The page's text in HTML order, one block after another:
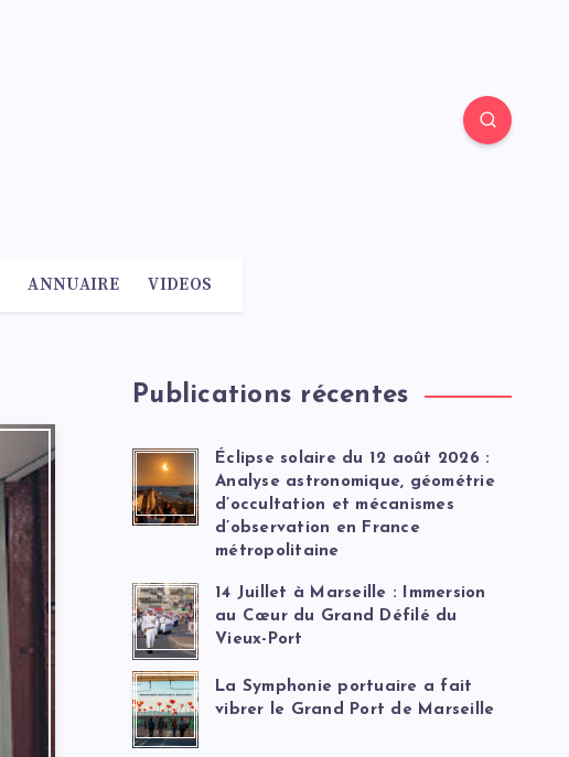
ANNUAIRE VIDEOS
Publications récentes
Éclipse solaire du 12 août 2026 :
Analyse astronomique, géométrie
d’occultation et mécanismes
d’observation en France
métropolitaine
14 Juillet à Marseille : Immersion
au Cœur du Grand Défilé du
Vieux-Port
La Symphonie portuaire a fait
vibrer le Grand Port de Marseille